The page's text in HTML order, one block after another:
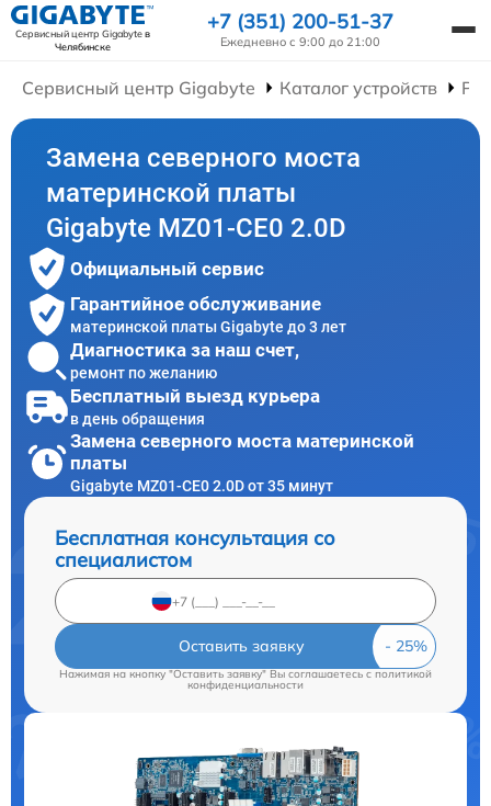
Сервисный центр Gigabyteв
Челябинске
+7 (351) 200-51-37
Ежедневно с 9:00 до 21:00
Сервисный центр Gigabyte Каталог устройств
Замена северного моста
материнской платы
Gigabyte MZ01-CE0 2.0D
Официальный сервис
Гарантийное обслуживание
материнской платы Gigabyte до 3 лет
Диагностика за наш счет,
ремонт по желанию
Бесплатный выезд курьера
в день обращения
Замена северного моста материнской
платы
Gigabyte MZ01-CE0 2.0D от 35 минут
Бесплатная консультация со
специалистом
Оставить заявку
Нажимая на кнопку "Оставить заявку" Вы соглашаетесь c политикой
конфиденциальности